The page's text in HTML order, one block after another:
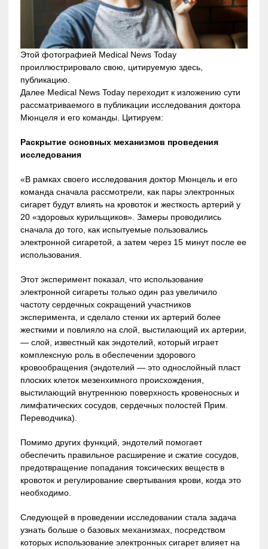
Этой фотографией Medical News Today
проиллюстрировало свою, цитируемую здесь,
публикацию.
Далее Medical News Today переходит к изложению сути
рассматриваемого в публикации исследования доктора
Мюнцеля и его команды. Цитируем:
Раскрытие основных механизмов проведения
исследования
«В рамках своего исследования доктор Мюнцель и его
команда сначала рассмотрели, как пары электронных
сигарет будут влиять на кровоток и жесткость артерий у
20 «здоровых курильщиков». Замеры проводились
сначала до того, как испытуемые пользовались
электронной сигаретой, а затем через 15 минут после ее
использования.
Этот эксперимент показал, что использование
электронной сигареты только один раз увеличило
частоту сердечных сокращений участников
эксперимента, и сделало стенки их артерий более
жесткими и повлияло на слой, выстилающий их артерии,
— слой, известный как эндотелий, который играет
комплексную роль в обеспечении здорового
кровообращения (эндотелий — это однослойный пласт
плоских клеток мезенхимного происхождения,
выстилающий внутреннюю поверхность кровеносных и
лимфатических сосудов, сердечных полостей Прим.
Переводчика).
Помимо других функций, эндотелий помогает
обеспечить правильное расширение и сжатие сосудов,
предотвращение попадания токсических веществ в
кровоток и регулирование свертывания крови, когда это
необходимо.
Следующей в проведении исследовании стала задача
узнать больше о базовых механизмах, посредством
которых использование электронных сигарет влияет на